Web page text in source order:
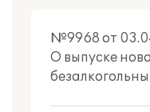
№9968 от
О выпуске